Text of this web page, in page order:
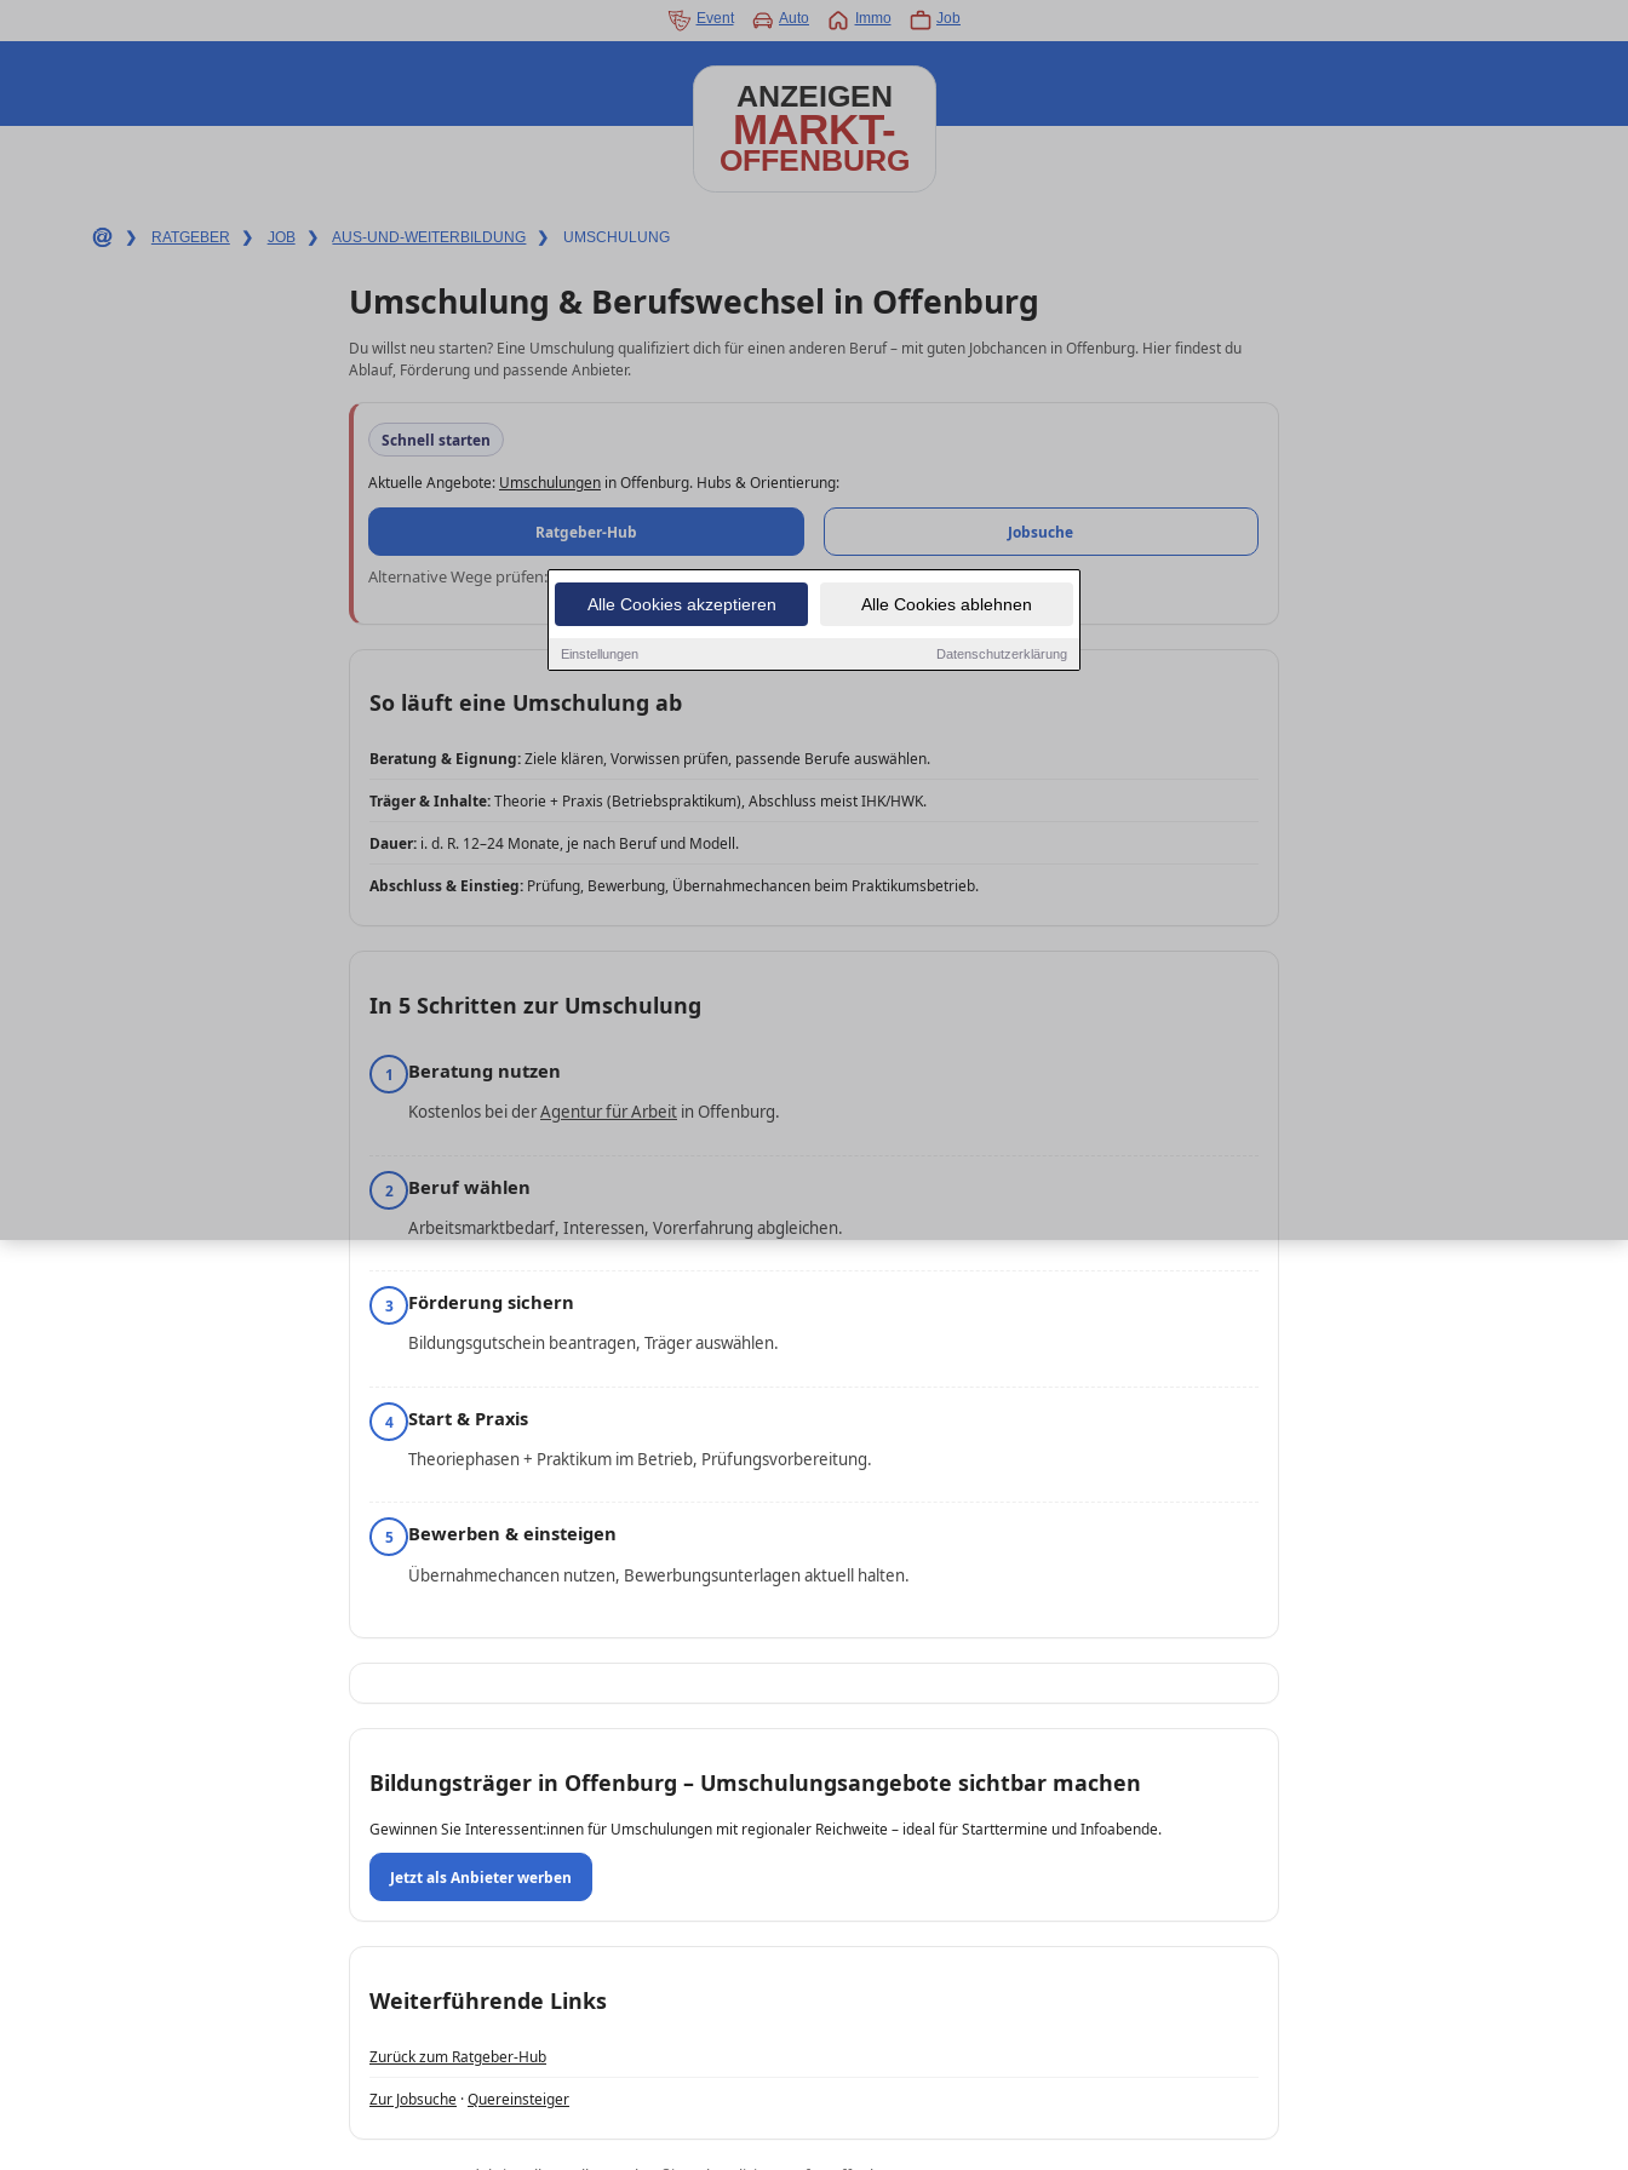
Alle Cookies akzeptieren Alle Cookies ablehnen
Einstellungen Datenschutzerklärung
Event Auto Immo Job
ANZEIGEN
MARKT-
OFFENBURG
❯ RATGEBER ❯ JOB ❯ AUS-UND-WEITERBILDUNG ❯ UMSCHULUNG
Umschulung & Berufswechsel in Offenburg
Du willst neu starten? Eine Umschulung qualifiziert dich für einen anderen Beruf – mit guten Jobchancen in Offenburg. Hier findest du
Ablauf, Förderung und passende Anbieter.
Schnell starten
Aktuelle Angebote: Umschulungen in Offenburg. Hubs & Orientierung:
Ratgeber-Hub Jobsuche
Alternative Wege prüfen:Quereinstieg.
So läuft eine Umschulung ab
Beratung & Eignung:Ziele klären, Vorwissen prüfen, passende Berufe auswählen.
Träger & Inhalte:Theorie + Praxis (Betriebspraktikum), Abschluss meist IHK/HWK.
Dauer: i. d. R. 12–24 Monate, je nach Beruf und Modell.
Abschluss & Einstieg: Prüfung, Bewerbung, Übernahmechancen beim Praktikumsbetrieb.
In 5 Schritten zur Umschulung
1 Beratung nutzen
Kostenlos bei derAgentur für Arbeit in Offenburg.
2 Beruf wählen
Arbeitsmarktbedarf, Interessen, Vorerfahrung abgleichen.
3 Förderung sichern
Bildungsgutschein beantragen, Träger auswählen.
4 Start & Praxis
Theoriephasen + Praktikum im Betrieb, Prüfungsvorbereitung.
5 Bewerben & einsteigen
Übernahmechancen nutzen, Bewerbungsunterlagen aktuell halten.
Bildungsträger in Offenburg – Umschulungsangebote sichtbar machen
Gewinnen Sie Interessent:innen für Umschulungen mit regionaler Reichweite – ideal für Starttermine und Infoabende.
Jetzt als Anbieter werben
Weiterführende Links
Zurück zum Ratgeber-Hub
Zur Jobsuche ·Quereinsteiger